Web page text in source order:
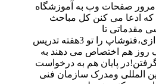
مرور صفحات وب به آموزشگاه
که ادعا می کنن کل مباحث
مقدماتی تا
پیشرفته،نورپردازی،فتوشاپ را تو 3هفته تدریس
روز هم اختصاص می دهند به
پایان هم به درخواست
المللی ومدرک سازمان فنی